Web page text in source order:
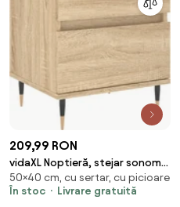
209,99 RON
vidaXL Noptieră, stejar sonoma,
40x35x50 cm, lemn compozit
50×40 cm, cu sertar, cu picioare
În stoc
Livrare gratuită